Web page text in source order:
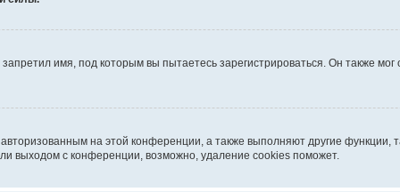
имя, под которым вы пытаетесь зарегистрироваться. Он также
на этой конференции, а также выполняют другие функции,
выходом с конференции, возможно, удаление cookies поможет.